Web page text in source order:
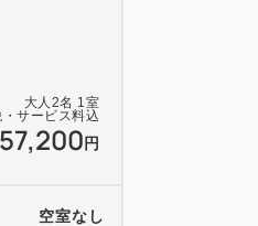
大人 2名 1室
・サービス料込
57,200 円
空室なし